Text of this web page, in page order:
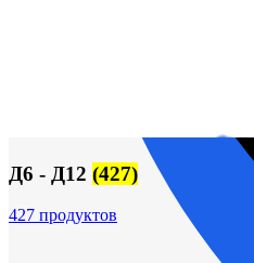
Д6 - Д12 (427)
427 продуктов